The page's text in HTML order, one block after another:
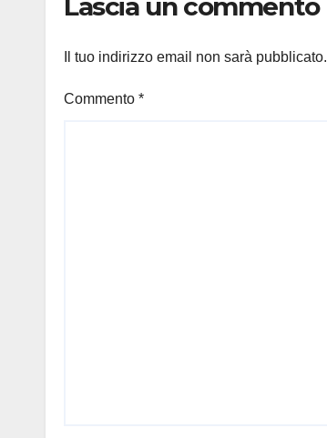
Lascia un commento
Il tuo indirizzo email non sarà pubblicato.
Commento *